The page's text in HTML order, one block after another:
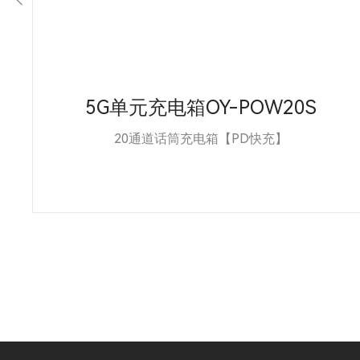
5G单元充电箱OY-POW20S
20通道话筒充电箱【PD快充】